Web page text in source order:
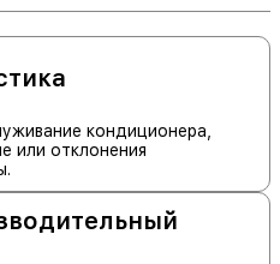
кондиционера,
или отклонения